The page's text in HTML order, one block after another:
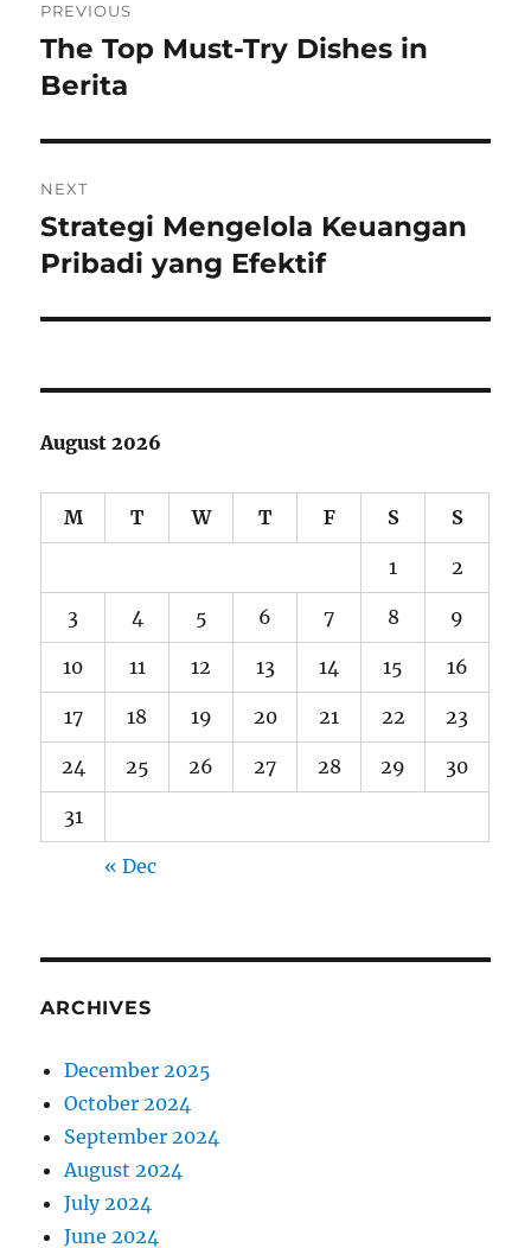
navigation
PREVIOUS
Previous
post:
The Top Must-Try Dishes in
Berita
NEXT
Next
post:
Strategi Mengelola Keuangan
Pribadi yang Efektif
August 2026
M T W T F S S
1 2
3 4 5 6 7 8 9
10 11 12 13 14 15 16
17 18 19 20 21 22 23
24 25 26 27 28 29 30
31
« Dec
ARCHIVES
December 2025
October 2024
September 2024
August 2024
July 2024
June 2024